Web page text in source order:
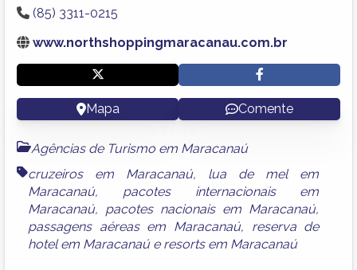
(85) 3311-0215
www.northshoppingmaracanau.com.br
Mapa Comente
Agências de Turismo em Maracanaú
cruzeiros em Maracanaú, lua de mel em
Maracanaú, pacotes internacionais em
Maracanaú, pacotes nacionais em Maracanaú,
passagens aéreas em Maracanaú, reserva de
hotel em Maracanaúe resorts em Maracanaú